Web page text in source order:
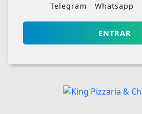
Telegram Whatsapp
ENTRAR